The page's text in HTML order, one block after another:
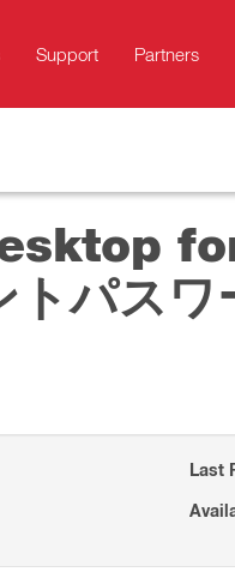
Support Partners
トパス
Last